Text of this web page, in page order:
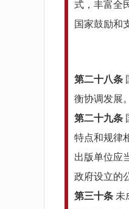
式，丰富全
国家鼓励和
第二十八条
衡协调发展。
第二十九条
特点和规律
出版单位应
政府设立的
第三十条 未